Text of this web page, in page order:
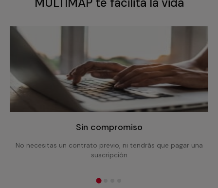
Sin compromiso
No necesitas un contrato previo, ni tendrás que pagar una
suscripción